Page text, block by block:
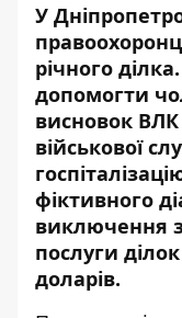
У
річного
допомогти
висновок
військової
фіктивного
виключення з
послуги
доларів.